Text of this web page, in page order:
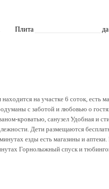
Плита да
на участке 6 соток, есть
с заботой и любовью о
кроватью, санузел Удобная и
Дети размещаются
езды есть магазины и
Горнолыжный спуск и